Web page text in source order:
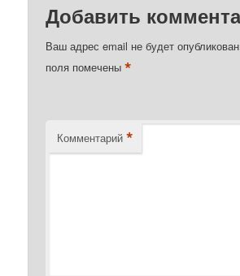
Добавить
Ваш адрес email не будет
поля помечены*
Комментарий *